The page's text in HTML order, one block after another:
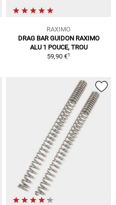
RAXIMO
DRAG BAR GUIDON RAXIMO
ALU 1 POUCE, TROU
59,90 €1